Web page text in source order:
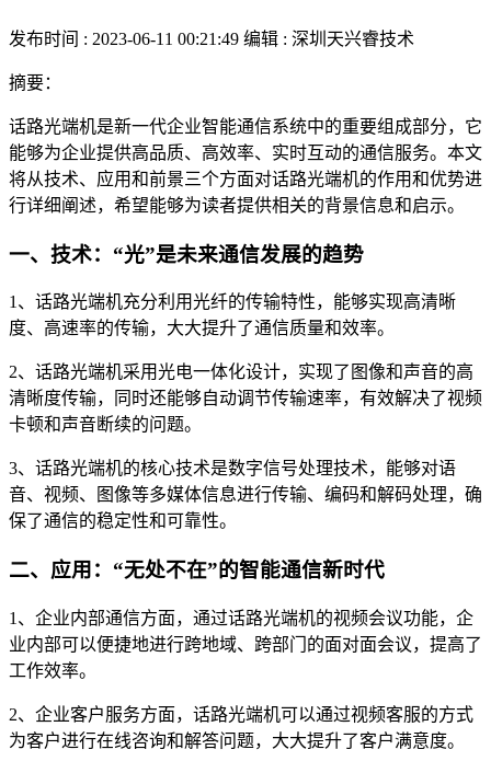
发布时间 : 2023-06-11 00:21:49 编辑 : 深圳天兴睿技术
摘要：
话路光端机是新一代企业智能通信系统中的重要组成部分，它
能够为企业提供高品质、高效率、实时互动的通信服务。本文
将从技术、应用和前景三个方面对话路光端机的作用和优势进
行详细阐述，希望能够为读者提供相关的背景信息和启示。
一、技术：“光”是未来通信发展的趋势
1、话路光端机充分利用光纤的传输特性，能够实现高清晰
度、高速率的传输，大大提升了通信质量和效率。
2、话路光端机采用光电一体化设计，实现了图像和声音的高
清晰度传输，同时还能够自动调节传输速率，有效解决了视频
卡顿和声音断续的问题。
3、话路光端机的核心技术是数字信号处理技术，能够对语
音、视频、图像等多媒体信息进行传输、编码和解码处理，确
保了通信的稳定性和可靠性。
二、应用：“无处不在”的智能通信新时代
1、企业内部通信方面，通过话路光端机的视频会议功能，企
业内部可以便捷地进行跨地域、跨部门的面对面会议，提高了
工作效率。
2、企业客户服务方面，话路光端机可以通过视频客服的方式
为客户进行在线咨询和解答问题，大大提升了客户满意度。